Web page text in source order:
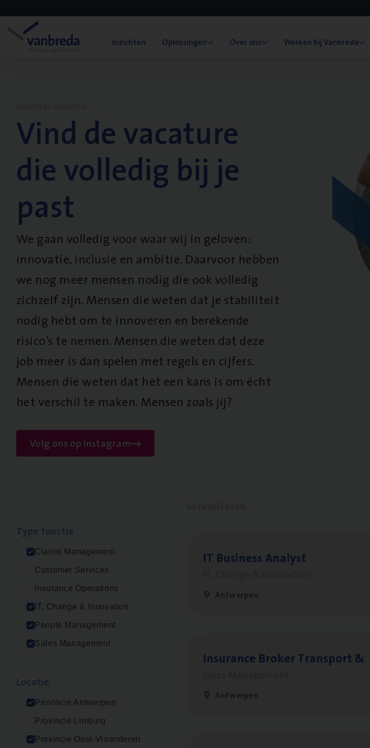
Inzichten Oplossingen Over ons Werken bij Vanbreda
Vind de vacature
die volledig bij je
past
We gaan volledig voor waar wij in geloven:
innovatie, inclusie en ambitie. Daarvoor hebben
we nog meer mensen nodig die ook volledig
zichzelf zijn. Mensen die weten dat je stabiliteit
nodig hebt om te innoveren en berekende
risico’s te nemen. Mensen die weten dat deze
job meer is dan spelen met regels en cijfers.
Mensen die weten dat het een kans is om écht
het verschil te maken. Mensen zoals jij?
Volg ons op instagram
Claims Management
Customer Services
Insurance Operations
IT, Change & Innovation
People Management
Sales Management
Provincie Antwerpen
Provincie Limburg
Provincie Oost-Vlaanderen
IT Busi­ness Analyst
Antwerpen
Insu­ran­ce Bro­ker Trans­port&
Antwerpen